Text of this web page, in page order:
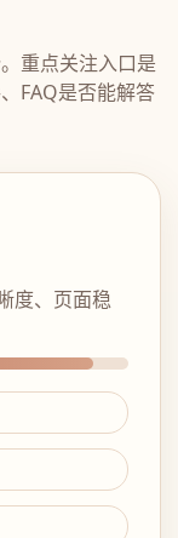
重点关注入口是
FAQ是否能解答
度、页面稳